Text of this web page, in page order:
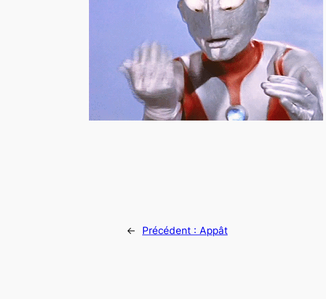
← Précédent : Appât